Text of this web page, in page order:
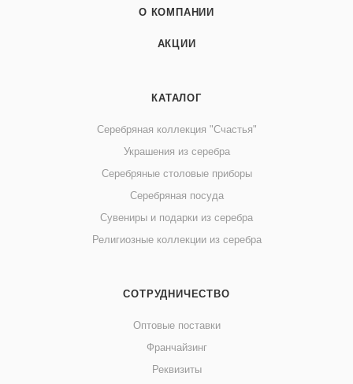
О КОМПАНИИ
АКЦИИ
КАТАЛОГ
Серебряная коллекция "Счастья"
Украшения из серебра
Серебряные столовые приборы
Серебряная посуда
Сувениры и подарки из серебра
Религиозные коллекции из серебра
СОТРУДНИЧЕСТВО
Оптовые поставки
Франчайзинг
Реквизиты